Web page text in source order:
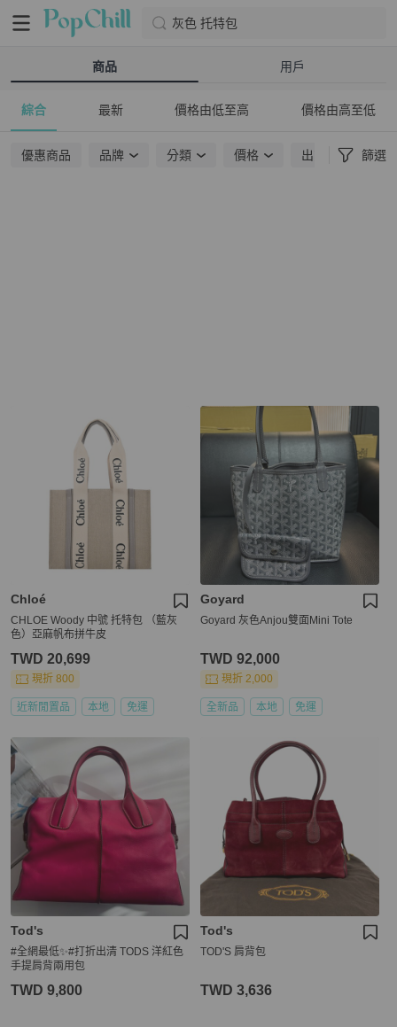
灰色 托特包
商品 用戶
綜合 最新 價格由低至高 價格由高至低
優惠商品 品牌 分類 價格 出貨地點 篩選
Chloé
CHLOE Woody 中號 托特包 （藍灰
色）亞麻帆布拼牛皮
TWD 20,699
現折 800
近新閒置品 本地 免運
Goyard
Goyard 灰色Anjou雙面Mini Tote
TWD 92,000
現折 2,000
全新品 本地 免運
Tod's
#全網最低✨#打折出清 TODS 洋紅色
手提肩背兩用包
TWD 9,800
Tod's
TOD'S 肩背包
TWD 3,636